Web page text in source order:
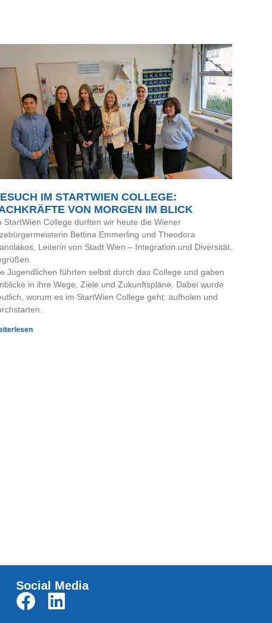
IM STARTWIEN COLLEGE:
VON MORGEN IM BLICK
StartWien College durften wir heute die Wiener
Bettina Emmerling und Theodora
Leiterin von Stadt Wien – Integration und Diversität,
Jugendlichen führten selbst durch das College und gaben
in ihre Wege, Ziele und Zukunftspläne. Dabei wurde
worum es im StartWien College geht: aufholen und
Social Media